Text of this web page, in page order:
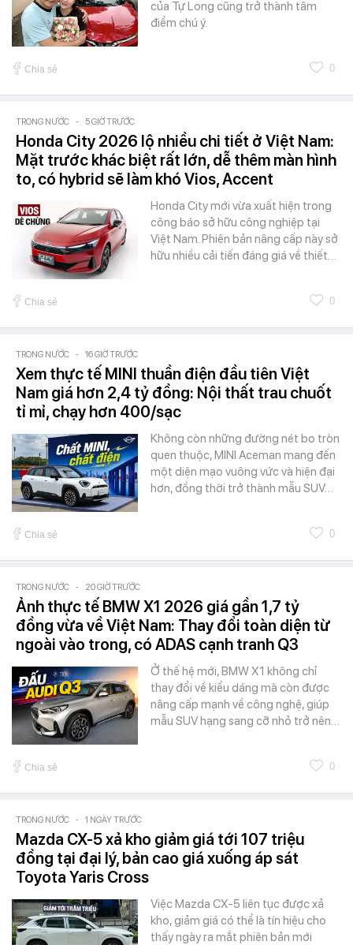
của Tự Long cũng trở thành tâm
điểm chú ý.
Chia sẻ 0
TRONG NƯỚC - 5 GIỜ TRƯỚC
Honda City 2026 lộ nhiều chi tiết ở Việt Nam:
Mặt trước khác biệt rất lớn, dễ thêm màn hình
to, có hybrid sẽ làm khó Vios, Accent
Honda City mới vừa xuất hiện trong
công báo sở hữu công nghiệp tại
Việt Nam. Phiên bản nâng cấp này sở
hữu nhiều cải tiến đáng giá về thiết…
Chia sẻ 0
TRONG NƯỚC - 16 GIỜ TRƯỚC
Xem thực tế MINI thuần điện đầu tiên Việt
Nam giá hơn 2,4 tỷ đồng: Nội thất trau chuốt
tỉ mỉ, chạy hơn 400/sạc
Không còn những đường nét bo tròn
quen thuộc, MINI Aceman mang đến
một diện mạo vuông vức và hiện đại
hơn, đồng thời trở thành mẫu SUV…
Chia sẻ 0
TRONG NƯỚC - 20 GIỜ TRƯỚC
Ảnh thực tế BMW X1 2026 giá gần 1,7 tỷ
đồng vừa về Việt Nam: Thay đổi toàn diện từ
ngoài vào trong, có ADAS cạnh tranh Q3
Ở thế hệ mới, BMW X1 không chỉ
thay đổi về kiểu dáng mà còn được
nâng cấp mạnh về công nghệ, giúp
mẫu SUV hạng sang cỡ nhỏ trở nên…
Chia sẻ 0
TRONG NƯỚC - 1 NGÀY TRƯỚC
Mazda CX-5 xả kho giảm giá tới 107 triệu
đồng tại đại lý, bản cao giá xuống áp sát
Toyota Yaris Cross
Việc Mazda CX-5 liên tục được xả
kho, giảm giá có thể là tín hiệu cho
thấy ngày ra mắt phiên bản mới